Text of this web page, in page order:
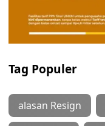
Tag Populer
alasan Resign